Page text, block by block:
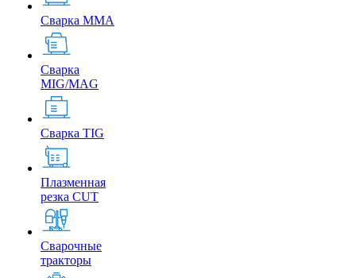
Сварка MMA
Сварка
MIG/MAG
Сварка TIG
Плазменная
резка CUT
Сварочные
тракторы